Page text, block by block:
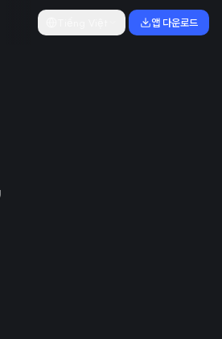
앱 다운로드